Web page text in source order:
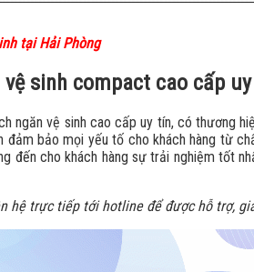
tại Hải Phòng
sinh compact cao cấp
ngăn vệ sinh cao cấp uy tín, có thương
đảm bảo mọi yếu tố cho khách hàng từ
đến cho khách hàng sự trải nghiệm tốt
hệ trực tiếp tới hotline để được hỗ trợ,